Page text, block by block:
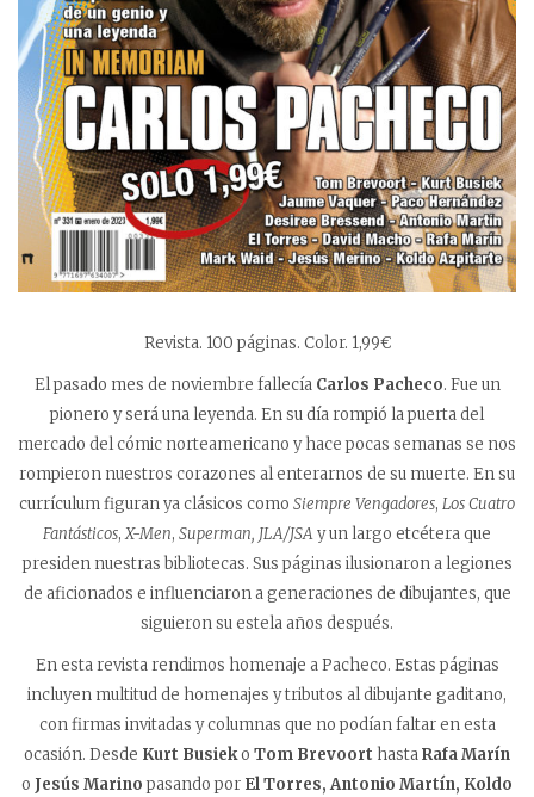
Revista. 100 páginas. Color. 1,99€
El pasado mes de noviembre fallecía Carlos Pacheco. Fue un
pionero y será una leyenda. En su día rompió la puerta del
mercado del cómic norteamericano y hace pocas semanas se nos
rompieron nuestros corazones al enterarnos de su muerte. En su
currículum figuran ya clásicos como Siempre Vengadores, Los Cuatro
Fantásticos,X-Men, Superman, JLA/JSAy un largo etcétera que
presiden nuestras bibliotecas. Sus páginas ilusionaron a legiones
de aficionados e influenciaron a generaciones de dibujantes, que
siguieron su estela años después.
En esta revista rendimos homenaje a Pacheco. Estas páginas
incluyen multitud de homenajes y tributos al dibujante gaditano,
con firmas invitadas y columnas que no podían faltar en esta
ocasión. Desde Kurt Busieko Tom Brevoort hastaRafa Marín
o Jesús Marino pasando por El Torres, Antonio Martín, Koldo